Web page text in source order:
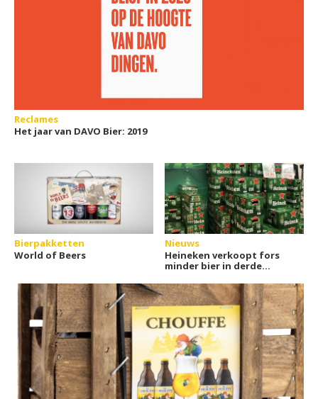
Reclames
Het jaar van DAVO Bier: 2019
Bierpakketten
World of Beers
Nieuws
Heineken verkoopt fors
minder bier in derde